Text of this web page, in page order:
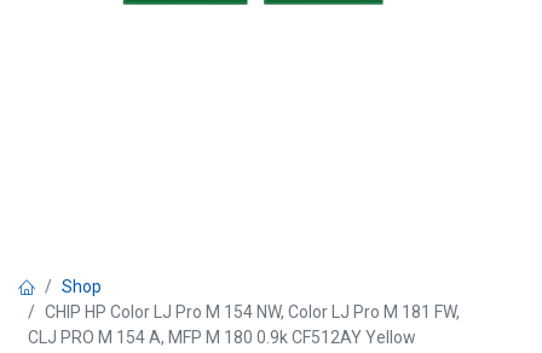
Shop
CHIP HP Color LJ Pro M 154 NW, Color LJ Pro M 181 FW,
CLJ PRO M 154 A, MFP M 180 0.9k CF512AY Yellow